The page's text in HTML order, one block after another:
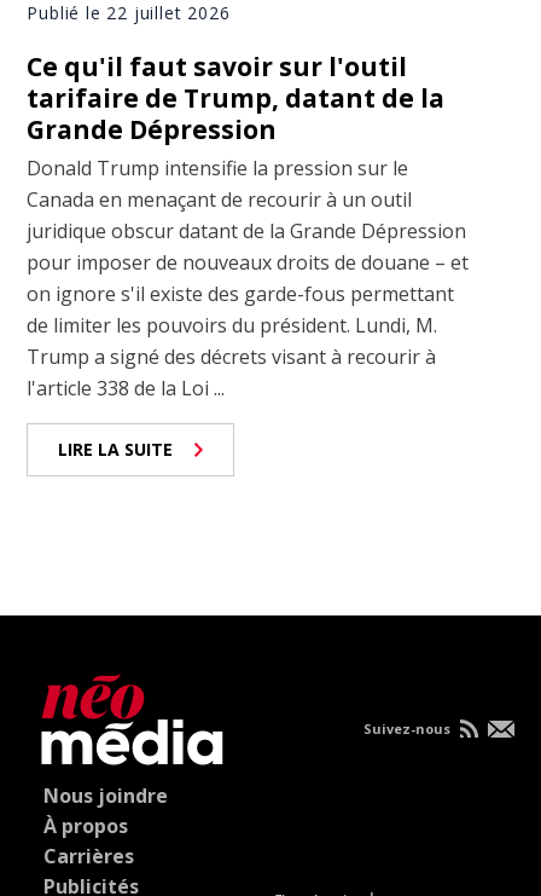
Publié le 22 juillet 2026
Ce qu'il faut savoir sur l'outil
tarifaire de Trump, datant de la
Grande Dépression
Donald Trump intensifie la pression sur le
Canada en menaçant de recourir à un outil
juridique obscur datant de la Grande Dépression
pour imposer de nouveaux droits de douane – et
on ignore s'il existe des garde-fous permettant
de limiter les pouvoirs du président. Lundi, M.
Trump a signé des décrets visant à recourir à
l'article 338 de la Loi ...
LIRE LA SUITE
Nous joindre
À propos
Carrières
Publicités
Suivez-nous